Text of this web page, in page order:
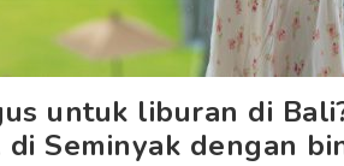
untuk liburan di
Seminyak dengan